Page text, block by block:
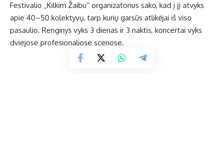
Festivalio „Kilkim Žaibu“ organizatorius sako, kad į jį atvyks
apie 40–50 kolektyvų, tarp kurių garsūs atlikėjai iš viso
pasaulio. Renginys vyks 3 dienas ir 3 naktis, koncertai vyks
dviejose profesionaliose scenose.